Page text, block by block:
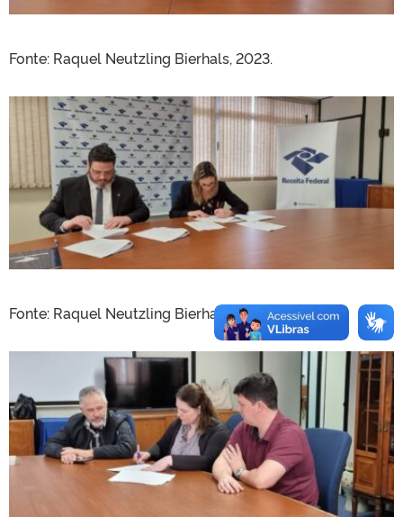
Fonte: Raquel Neutzling Bierhals, 2023.
Fonte: Raquel Neutzling Bierhals, 2023.